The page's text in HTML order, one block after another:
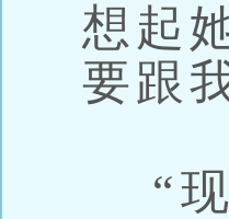
想起
要跟
“现